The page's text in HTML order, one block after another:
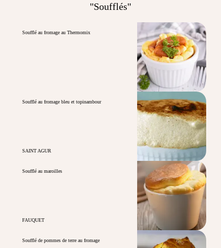
"Soufflés"
Soufflé au fromage au Thermomix
Soufflé au fromage bleu et topinambour
SAINT AGUR
Soufflé au maroilles
FAUQUET
Soufflé de pommes de terre au fromage